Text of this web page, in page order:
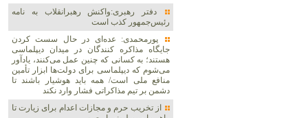
دفتر رهبری:واکنش رهبرانقلاب به نامه
رئیس‌جمهور کذب است
پورمحمدی: عده‌ای در حال سست کردن
جایگاه مذاکره کنندگان در میدان دیپلماسی
هستند؛ به کسانی که چنین عمل می‌کنند، یادآور
می‌شوم که دیپلماسی برای دولت‌ها ابزار تأمین
منافع ملی است/ همه باید هوشیار باشند تا
دشمن بر تیم مذاکراتی فشار وارد نکند
از تخریب حرم و مجازات اعدام برای زیارت تا